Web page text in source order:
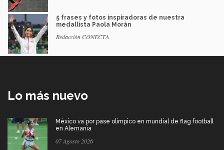
5 frases y fotos inspiradoras de nuestra
medallista Paola Morán
Redacción CONECTA
Lo más nuevo
México va por pase olímpico en mundial de flag football
en Alemania
07 Agosto 2026